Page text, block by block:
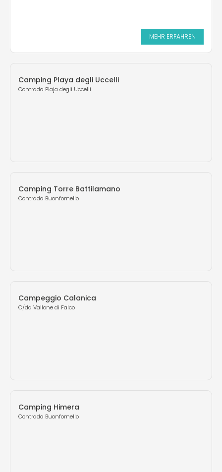
MEHR ERFAHREN
Camping Playa degli Uccelli
Contrada Plaja degli Uccelli
Camping Torre Battilamano
Contrada Buonfornello
Campeggio Calanica
C/da Vallone di Falco
Camping Himera
Contrada Buonfornello